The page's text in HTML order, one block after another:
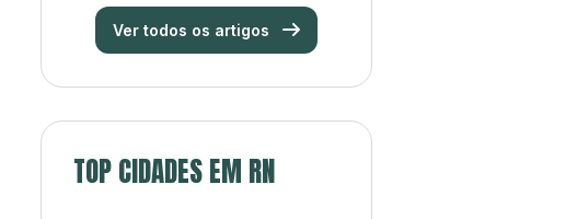
Ver todos os artigos
TOP CIDADES EM RN